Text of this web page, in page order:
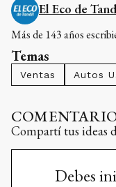
El Eco de
Más de 143 años
Temas
Ventas Autos
Compartí tus ideas
Debes